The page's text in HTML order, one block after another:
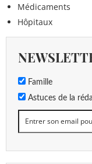
Médicaments
Hôpitaux
Famille
Astuces de la